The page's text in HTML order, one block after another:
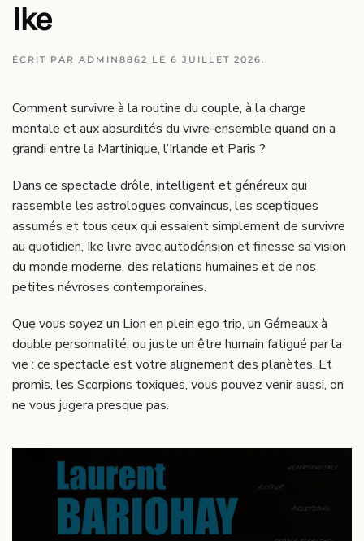
Ike
ÉCRIT PAR ADMIN8862 LE 6 JUILLET 2026 .
Comment survivre à la routine du couple, à la charge
mentale et aux absurdités du vivre-ensemble quand on a
grandi entre la Martinique, l’Irlande et Paris ?
Dans ce spectacle drôle, intelligent et généreux qui
rassemble les astrologues convaincus, les sceptiques
assumés et tous ceux qui essaient simplement de survivre
au quotidien, Ike livre avec autodérision et finesse sa vision
du monde moderne, des relations humaines et de nos
petites névroses contemporaines.
Que vous soyez un Lion en plein ego trip, un Gémeaux à
double personnalité, ou juste un être humain fatigué par la
vie : ce spectacle est votre alignement des planètes. Et
promis, les Scorpions toxiques, vous pouvez venir aussi, on
ne vous jugera presque pas.